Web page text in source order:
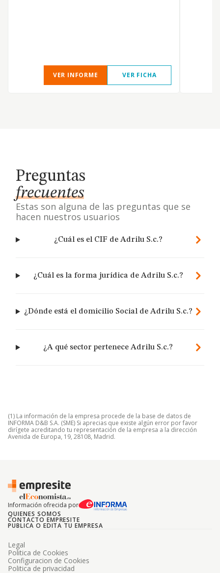
VER INFORME VER FICHA
Preguntas
frecuentes
Estas son alguna de las preguntas que se
hacen nuestros usuarios
¿Cuál es el CIF de Adrilu S.c.?
¿Cuál es la forma jurídica de Adrilu S.c.?
¿Dónde está el domicilio Social de Adrilu S.c.?
¿A qué sector pertenece Adrilu S.c.?
(1) La información de la empresa procede de la base de datos de
INFORMA D&B S.A. (SME) Si aprecias que existe algún error por favor
dirígete acreditando tu representación de la empresa a la dirección
Avenida de Europa, 19, 28108, Madrid.
Información ofrecida por
QUIENES SOMOS
CONTACTO EMPRESITE
PUBLICA O EDITA TU EMPRESA
Legal
Politica de Cookies
Configuracion de Cookies
Politica de privacidad